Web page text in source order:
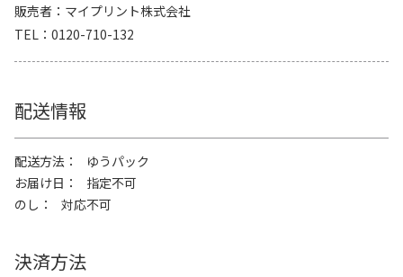
販売者
マイプリント株式会社
TEL
0120-710-132
配送情報
配送方法
ゆうパック
お届け日
指定不可
のし
対応不可
決済方法